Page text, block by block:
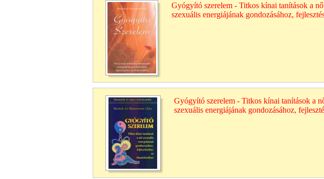
Gyógyító szerelem - Titkos kínai tanítások a nő
szexuális energiájának gondozásához,
Gyógyító szerelem - Titkos kínai tanítások a
szexuális energiájának gondozásához,